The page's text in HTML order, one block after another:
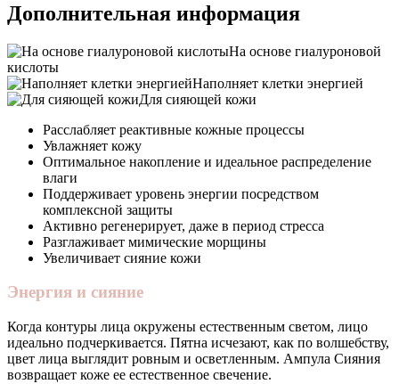
Дополнительная информация
На основе гиалуроновой
кислоты
Наполняет клетки энергией
Для сияющей кожи
Расслабляет реактивные кожные процессы
Увлажняет кожу
Оптимальное накопление и идеальное распределение
влаги
Поддерживает уровень энергии посредством
комплексной защиты
Активно регенерирует, даже в период стресса
Разглаживает мимические морщины
Увеличивает сияние кожи
Энергия и сияние
Когда контуры лица окружены естественным светом, лицо
идеально подчеркивается. Пятна исчезают, как по волшебству,
цвет лица выглядит ровным и осветленным. Ампула Сияния
возвращает коже ее естественное свечение.